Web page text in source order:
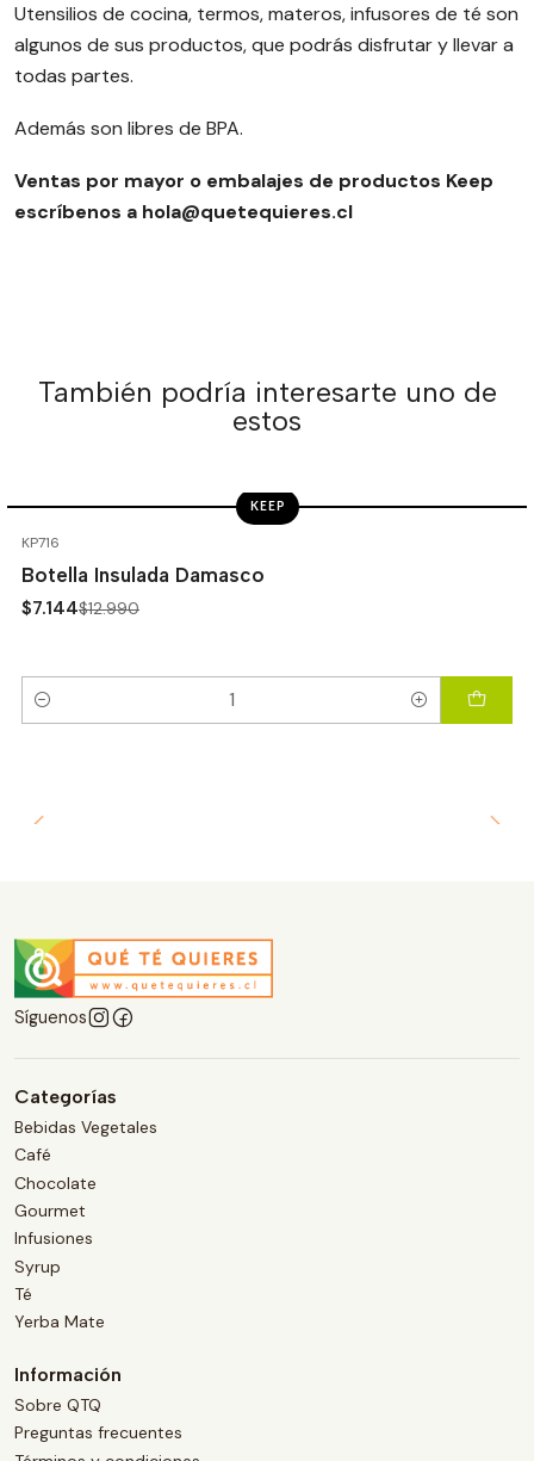
Utensilios de cocina, termos, materos, infusores de té son
algunos de sus productos, que podrás disfrutar y llevar a
todas partes.
Además son libres de BPA.
Ventas por mayor o embalajes de productos Keep
escríbenos a hola@quetequieres.cl
También podría interesarte uno de
estos
KP716
KEEP
Botella Insulada Damasco
$7.144$12.990
Cantidad
Síguenos
Categorías
Bebidas Vegetales
Café
Chocolate
Gourmet
Infusiones
Syrup
Té
Yerba Mate
Información
Sobre QTQ
Preguntas frecuentes